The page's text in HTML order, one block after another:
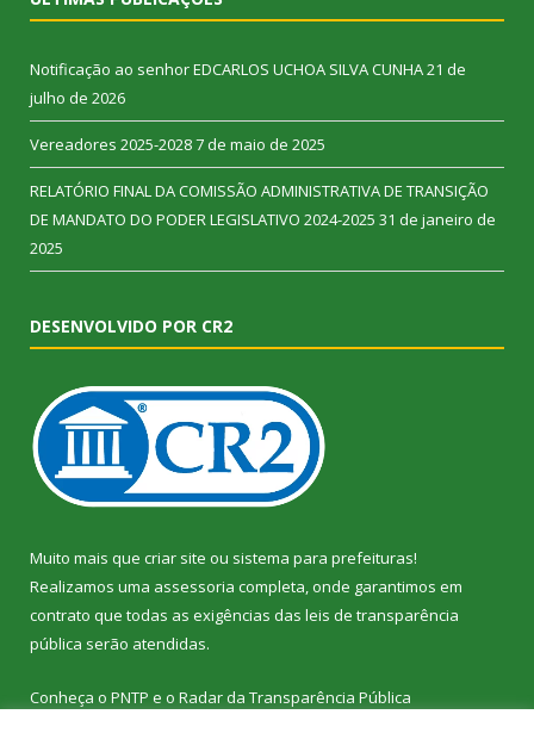
Notificação ao senhor EDCARLOS UCHOA SILVA CUNHA21 de
julho de 2026
Vereadores 2025-20287 de maio de 2025
RELATÓRIO FINAL DA COMISSÃO ADMINISTRATIVA DE TRANSIÇÃO
DE MANDATO DO PODER LEGISLATIVO 2024-2025 31 de janeiro de
2025
DESENVOLVIDO POR CR2
Muito mais que criar site ou sistema para prefeituras!
Realizamos uma assessoria completa, onde garantimos em
contrato que todas as exigências das leis de transparência
pública serão atendidas.
Conheça o PNTP e o Radar da Transparência Pública